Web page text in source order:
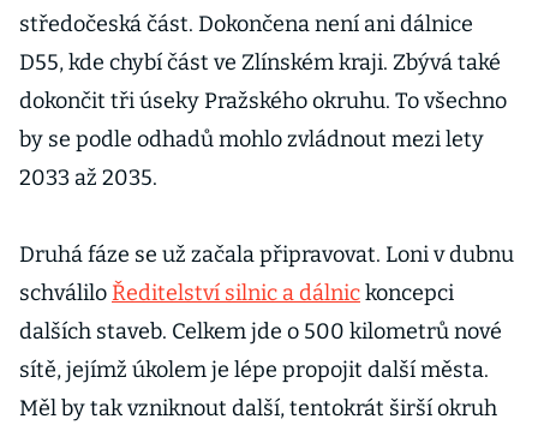
středočeská část. Dokončena není ani dálnice
D55, kde chybí část ve Zlínském kraji. Zbývá také
dokončit tři úseky Pražského okruhu. To všechno
by se podle odhadů mohlo zvládnout mezi lety
2033 až 2035.
Druhá fáze se už začala připravovat. Loni v dubnu
schválilo Ředitelství silnic a dálnickoncepci
dalších staveb. Celkem jde o 500 kilometrů nové
sítě, jejímž úkolem je lépe propojit další města.
Měl by tak vzniknout další, tentokrát širší okruh